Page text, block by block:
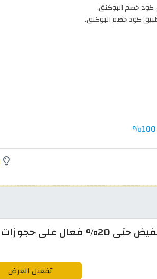
كود خصم البوكنق.
كود خصم البوكنق.
كود خصم بوكينج 2026: تخفيض حتى 20% فعال على حجوزات
تفعيل العرض